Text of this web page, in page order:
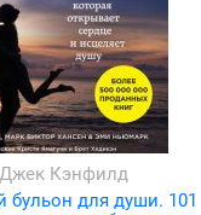
Джек Кэнфилд
бульон для души. 101